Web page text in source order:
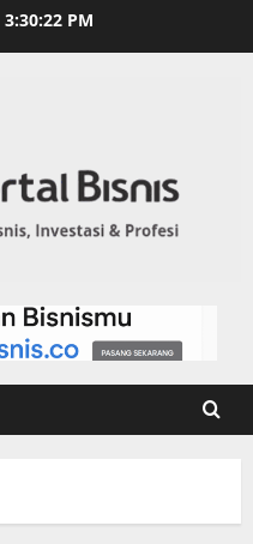
3:30:22 PM